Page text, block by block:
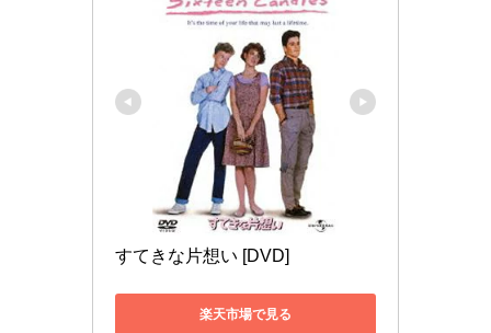
すてきな片想い [DVD]
楽天市場で見る